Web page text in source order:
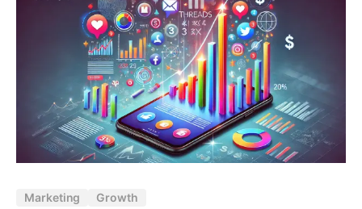
Marketing Growth